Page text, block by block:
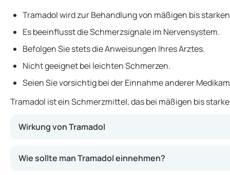
Tramadol wird zur Behandlung von mäßigen bis
Es beeinflusst die Schmerzsignale im Nervensystem.
Befolgen Sie stets die Anweisungen Ihres Arztes.
Nicht geeignet bei leichten Schmerzen.
Seien Sie vorsichtig bei der Einnahme anderer
Tramadol ist ein Schmerzmittel, das bei mäßigen bis
Wirkung von Tramadol
Wie sollte man Tramadol einnehmen?